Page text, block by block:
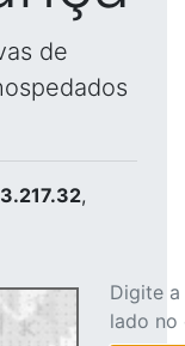
de
,
Digite
lado no